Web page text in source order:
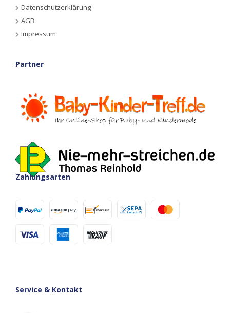
Datenschutzerklärung
AGB
Impressum
Partner
Zahlungsarten
Service & Kontakt